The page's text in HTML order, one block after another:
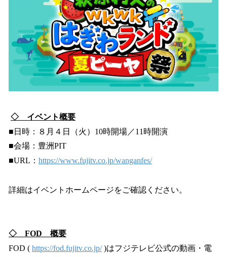
◇ イベント概要
■日時：８月４日（火）10時開場／11時開演
■会場：豊洲PIT
■URL： https://www.fujitv.co.jp/wanganfes/
詳細はイベントホームページをご確認ください。
◇ FOD 概要
FOD ( https://fod.fujitv.co.jp/)はフジテレビ公式の動画・電